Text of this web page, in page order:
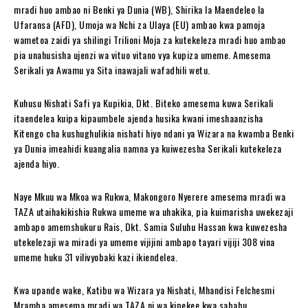
mradi huo ambao ni Benki ya Dunia (WB), Shirika la Maendeleo la
Ufaransa (AFD), Umoja wa Nchi za Ulaya (EU) ambao kwa pamoja
wametoa zaidi ya shilingi Trilioni Moja za kutekeleza mradi huo ambao
pia unahusisha ujenzi wa vituo vitano vya kupiza umeme. Amesema
Serikali ya Awamu ya Sita inawajali wafadhili wetu.
Kuhusu Nishati Safi ya Kupikia, Dkt. Biteko amesema kuwa Serikali
itaendelea kuipa kipaumbele ajenda husika kwani imeshaanzisha
Kitengo cha kushughulikia nishati hiyo ndani ya Wizara na kwamba Benki
ya Dunia imeahidi kuangalia namna ya kuiwezesha Serikali kutekeleza
ajenda hiyo.
Naye Mkuu wa Mkoa wa Rukwa, Makongoro Nyerere amesema mradi wa
TAZA utaihakikishia Rukwa umeme wa uhakika, pia kuimarisha uwekezaji
ambapo amemshukuru Rais, Dkt. Samia Suluhu Hassan kwa kuwezesha
utekelezaji wa miradi ya umeme vijijini ambapo tayari vijiji 308 vina
umeme huku 31 vilivyobaki kazi ikiendelea.
Kwa upande wake, Katibu wa Wizara ya Nishati, Mhandisi Felchesmi
Mramba amesema mradi wa TAZA ni wa kipekee kwa sababu